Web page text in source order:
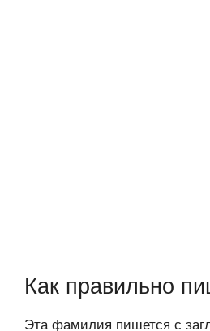
Как правильно
Эта фамилия пишется с